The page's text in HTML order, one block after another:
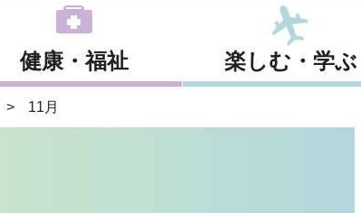
健康・福祉 楽しむ・学ぶ
11月